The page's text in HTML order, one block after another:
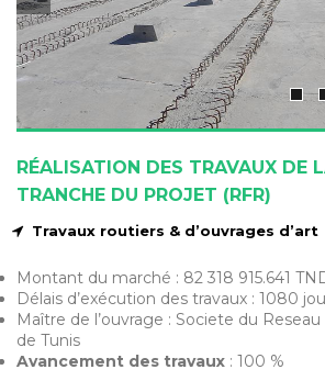
RÉALISATION DES TRAVAUX DE
TRANCHE DU PROJET (RFR)
Travaux routiers & d’ouvrages d’art
Montant du marché : 82 318 915.641
Délais d’exécution des travaux : 1080
Maître de l’ouvrage : Societe du
de Tunis
Avancement des travaux : 100 %